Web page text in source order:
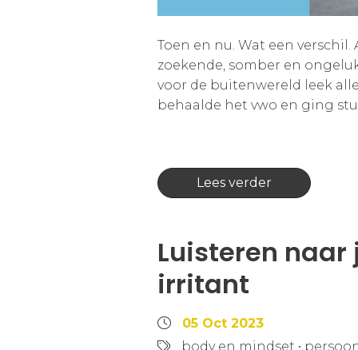
Toen en nu. Wat een
zoekende, somber en
voor de buitenwereld leek
behaalde het vwo en ging
Lees verder
Luisteren
irritant
05 Oct 2023
body en mindset •